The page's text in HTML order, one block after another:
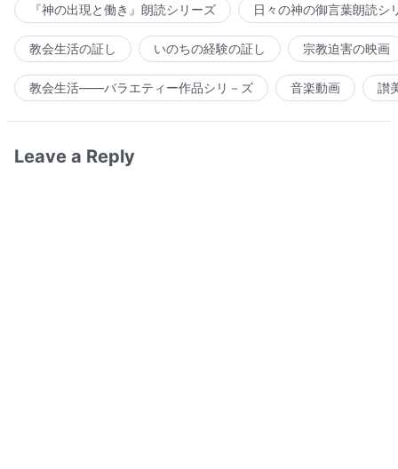
『神の出現と働き』朗読シリーズ 日々の神の御言葉朗読シ
教会生活の証し いのちの経験の証し 宗教迫害の映画
教会生活――バラエティー作品シリ－ズ 音楽動画 讃
Leave a Reply